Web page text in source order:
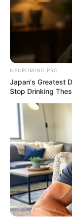
NEUROMIND PRO
Japan's Greatest
Stop Drinking